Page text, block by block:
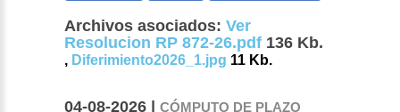
Archivos asociados: Ver
Resolucion RP 872-26.pdf 136 Kb.
, Diferimiento2026_1.jpg 11 Kb.
04-08-2026 |CÓMPUTO DE PLAZO